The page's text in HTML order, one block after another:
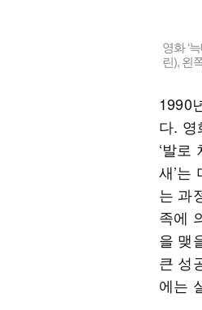
영화 ‘
린), 왼
1990
다. 영
‘발로
새’는
는 과
족에
을 맺
큰 성
에는